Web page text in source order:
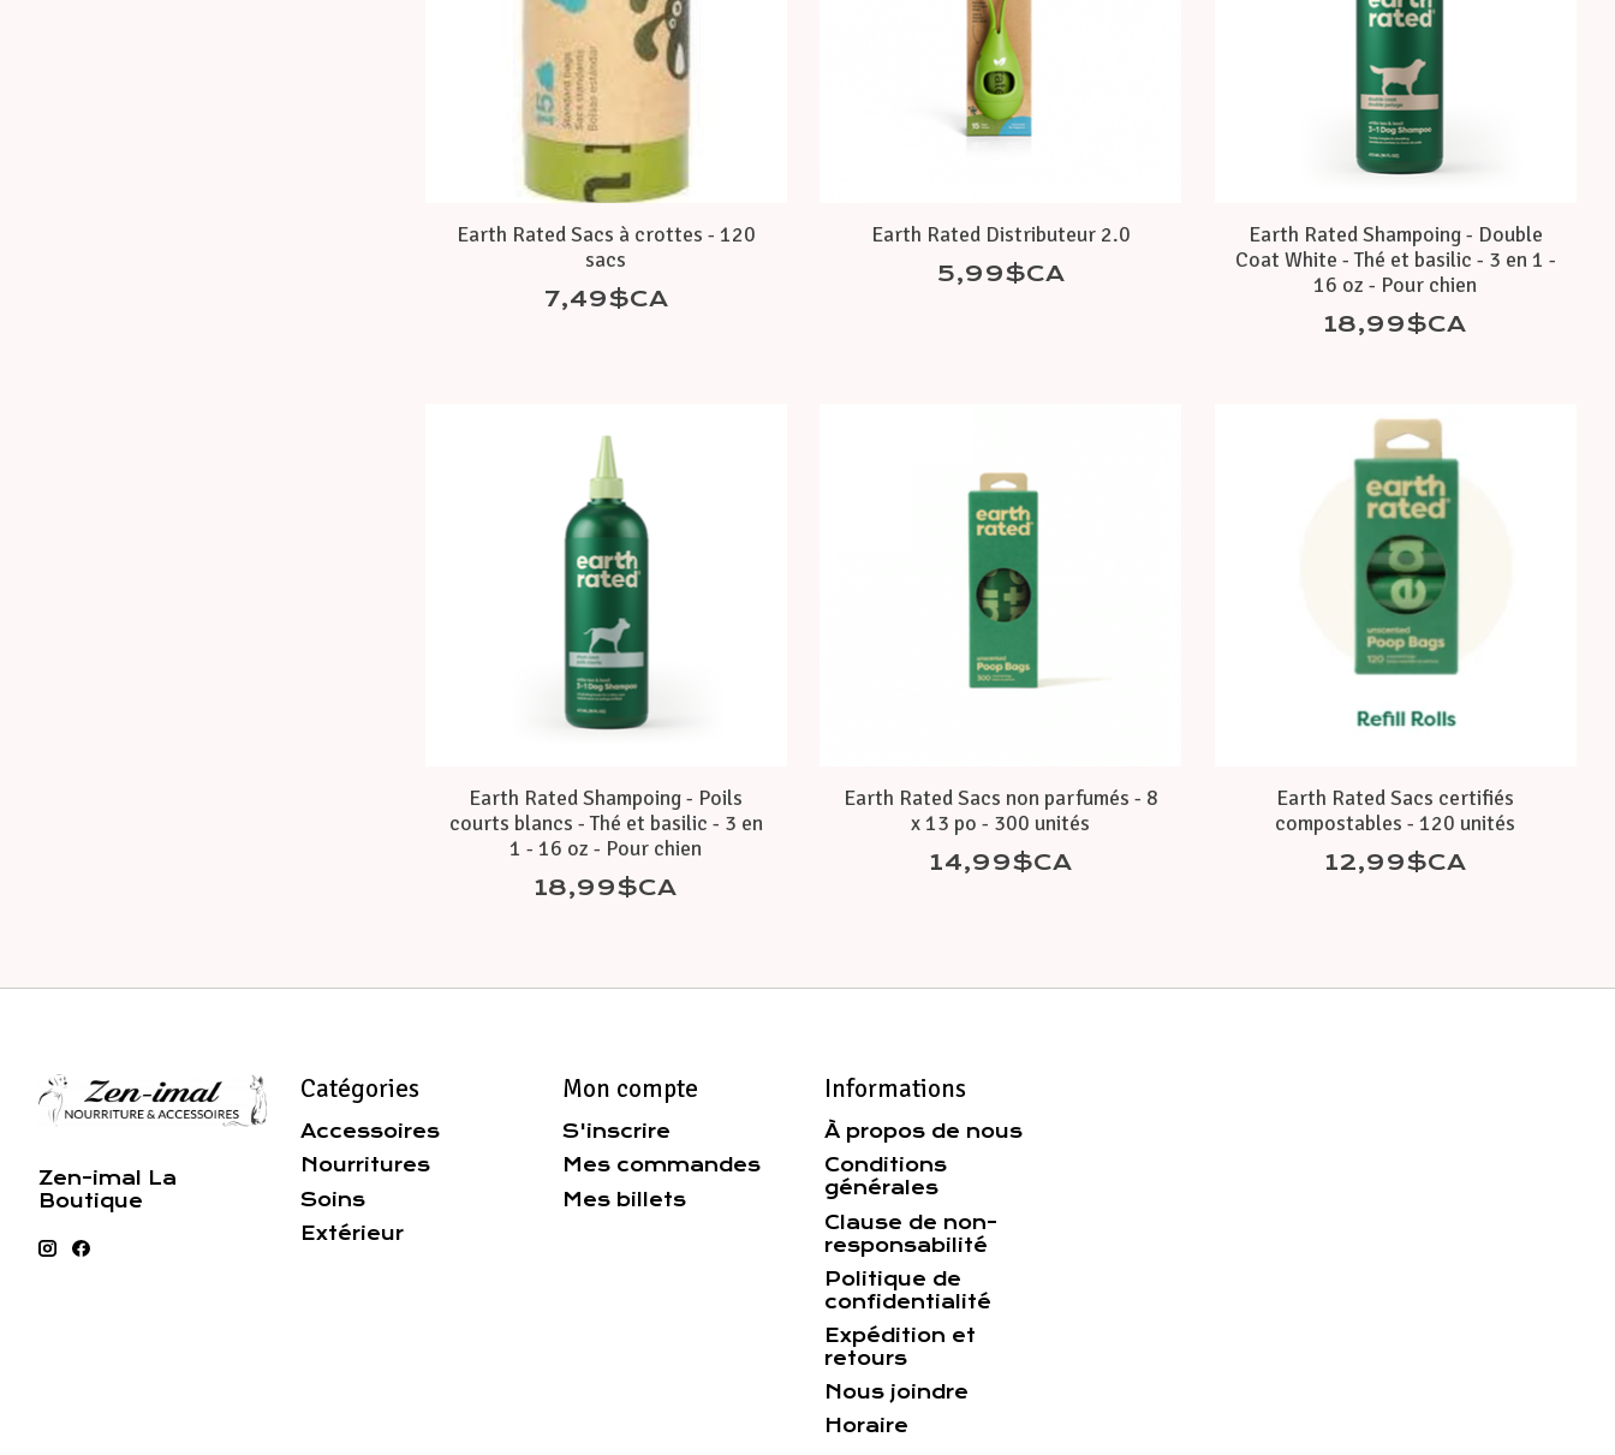
Earth Rated Sacs à crottes - 120
sacs
7,49$CA
Earth Rated Distributeur 2.0
5,99$CA
Earth Rated Shampoing - Double
Coat White - Thé et basilic - 3 en 1 -
16 oz - Pour chien
18,99$CA
Earth Rated Shampoing - Poils
courts blancs - Thé et basilic - 3 en
1 - 16 oz - Pour chien
18,99$CA
Earth Rated Sacs non parfumés - 8
x 13 po - 300 unités
14,99$CA
Earth Rated Sacs certifiés
compostables - 120 unités
12,99$CA
Zen-imal La
Boutique
Catégories
Accessoires
Nourritures
Soins
Extérieur
Mon compte
S'inscrire
Mes commandes
Mes billets
Informations
À propos de nous
Conditions
générales
Clause de non-
responsabilité
Politique de
confidentialité
Expédition et
retours
Nous joindre
Horaire